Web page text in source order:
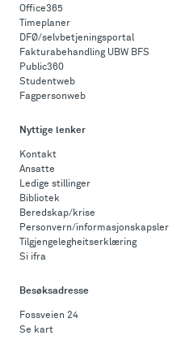
Office365
Timeplaner
DFØ/selvbetjeningsportal
Fakturabehandling UBW BFS
Public360
Studentweb
Fagpersonweb
Nyttige lenker
Kontakt
Ansatte
Ledige stillinger
Bibliotek
Beredskap/krise
Personvern/informasjonskapsler
Tilgjengelegheitserklæring
Si ifra
Besøksadresse
Fossveien 24
Se kart